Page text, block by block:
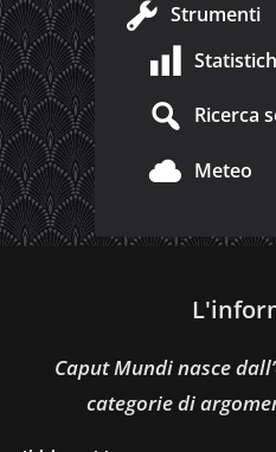
Strumenti
Ricerca
Meteo
Caput Mundi nasce
categorie di